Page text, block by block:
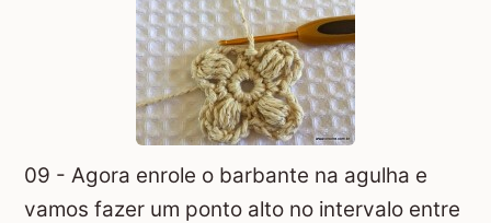
09 - Agora enrole o barbante na agulha e
vamos fazer um ponto alto no intervalo entre